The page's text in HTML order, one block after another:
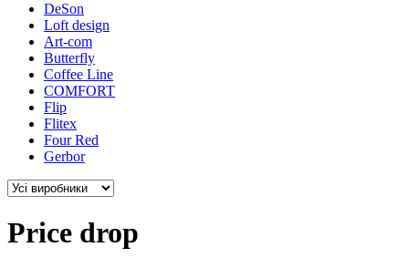
DeSon
Loft design
Art-com
Butterfly
Coffee Line
COMFORT
Flip
Flitex
Four Red
Gerbor
Price drop